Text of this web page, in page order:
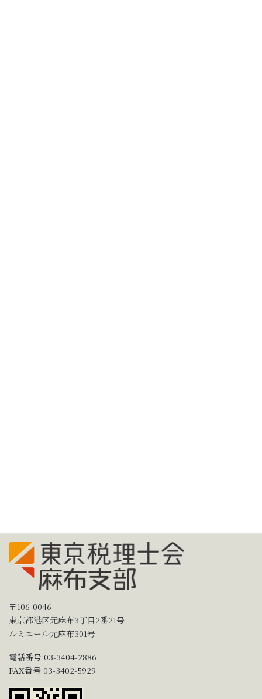
〒106-0046
東京都港区元麻布3丁目2番21号
ルミエール元麻布301号
電話番号 03-3404-2886
FAX番号 03-3402-5929